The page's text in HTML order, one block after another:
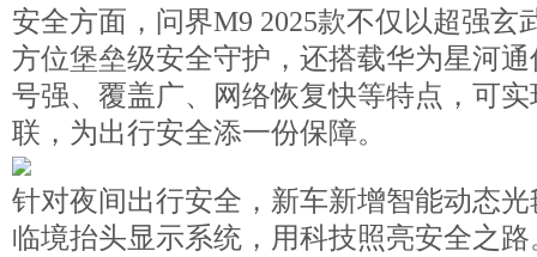
安全方面，问界M9 2025款不仅以超强玄
方位堡垒级安全守护，还搭载华为星河
号强、覆盖广、网络恢复快等特点，可
联，为出行安全添一份保障。
针对夜间出行安全，新车新增智能动态
临境抬头显示系统，用科技照亮安全之